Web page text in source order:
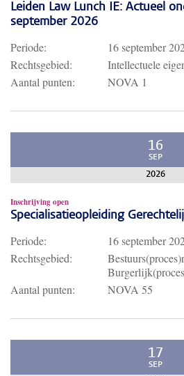
Leiden Law Lunch IE: Actueel
september 2026
Periode:
16 september
Rechtsgebied:
Intellectuele
Aantal punten:
NOVA 1
16
SEP
2026
Inschrijving open
Specialisatieopleiding
Periode: 16 september
Rechtsgebied:
Aantal punten:
NOVA 55
17
SEP